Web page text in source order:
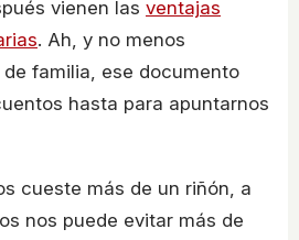
vienen las ventajas
. Ah, y no menos
familia, ese documento
hasta para apuntarnos
cueste más de un riñón, a
nos puede evitar más de